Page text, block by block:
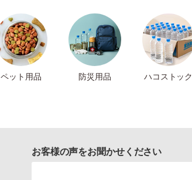
ペット用品 防災用品 ハコストック
お客様の声をお聞かせください